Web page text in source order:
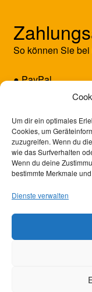
Um dir ein optimales
Cookies, um
zuzugreifen. Wenn du
wie das Surfverhalten
Wenn du deine
bestimmte Merkmale
Dienste verwalten
So können Sie
● PayPal
● Kreditkarte
© SUNRISE